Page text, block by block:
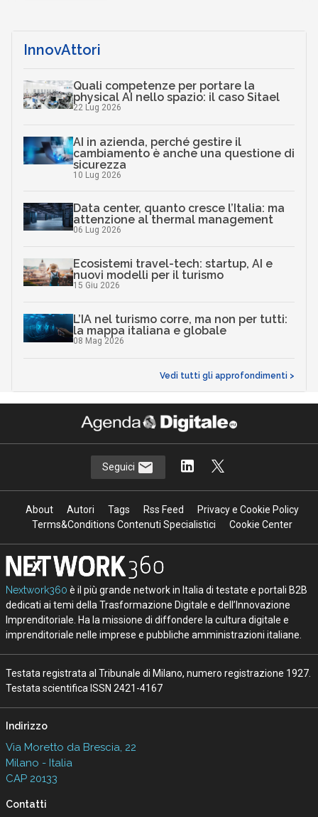
InnovAttori
Quali competenze per portare la
physical AI nello spazio: il caso Sitael
22 Lug 2026
AI in azienda, perché gestire il
cambiamento è anche una questione di
sicurezza
10 Lug 2026
Data center, quanto cresce l’Italia: ma
attenzione al thermal management
06 Lug 2026
Ecosistemi travel-tech: startup, AI e
nuovi modelli per il turismo
15 Giu 2026
L’IA nel turismo corre, ma non per tutti:
la mappa italiana e globale
08 Mag 2026
Vedi tutti gli approfondimenti >
Seguici
About Autori Tags Rss Feed
Privacy e Cookie Policy
Terms&Conditions Contenuti Specialistici
Cookie Center
Nextwork360 è il più grande network in Italia di testate e portali B2B
dedicati ai temi della Trasformazione Digitale e dell’Innovazione
Imprenditoriale. Ha la missione di diffondere la cultura digitale e
imprenditoriale nelle imprese e pubbliche amministrazioni italiane.
Testata registrata al Tribunale di Milano, numero registrazione 1927.
Testata scientifica ISSN 2421-4167
Indirizzo
Via Moretto da Brescia, 22
Milano - Italia
CAP 20133
Contatti